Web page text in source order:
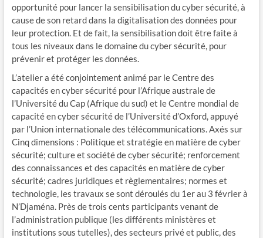
opportunité pour lancer la sensibilisation du cyber sécurité, à
cause de son retard dans la digitalisation des données pour
leur protection. Et de fait, la sensibilisation doit être faite à
tous les niveaux dans le domaine du cyber sécurité, pour
prévenir et protéger les données.
L’atelier a été conjointement animé par le Centre des
capacités en cyber sécurité pour l’Afrique australe de
l’Université du Cap (Afrique du sud) et le Centre mondial de
capacité en cyber sécurité de l’Université d’Oxford, appuyé
par l’Union internationale des télécommunications. Axés sur
Cinq dimensions : Politique et stratégie en matière de cyber
sécurité; culture et société de cyber sécurité; renforcement
des connaissances et des capacités en matière de cyber
sécurité; cadres juridiques et règlementaires; normes et
technologie, les travaux se sont déroulés du 1er au 3 février à
N’Djaména. Près de trois cents participants venant de
l’administration publique (les différents ministères et
institutions sous tutelles), des secteurs privé et public, des